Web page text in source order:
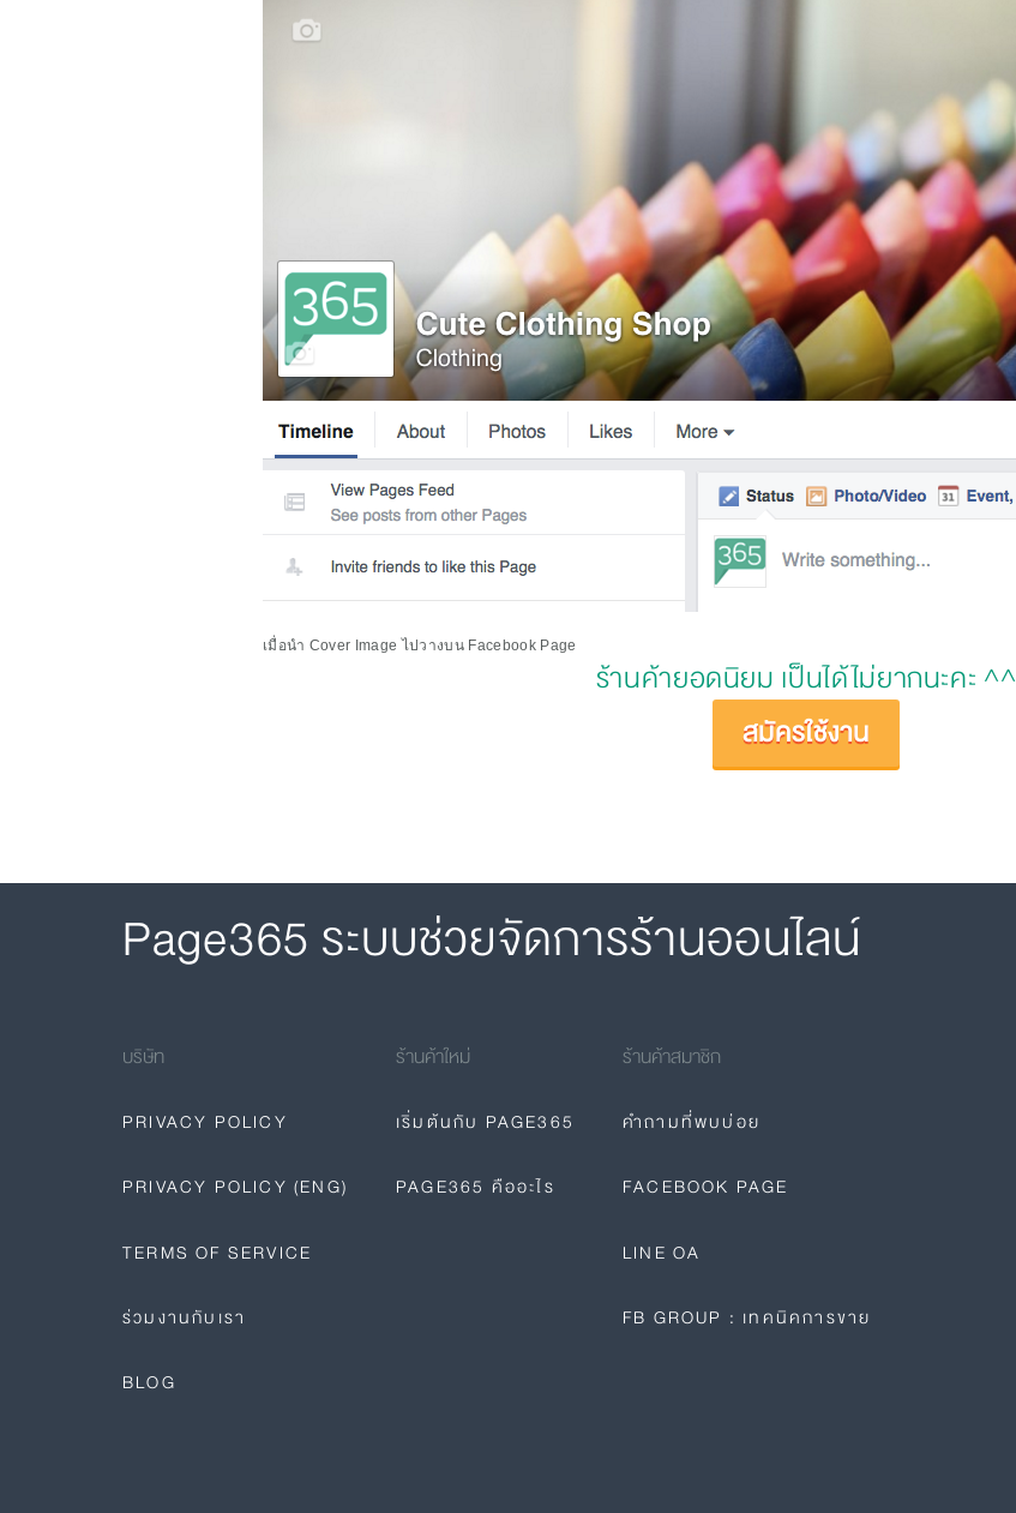
เมื่อนำ Cover Image ไปวางบน Facebook Page
ร้านค้ายอดนิยม เป็นได้ไม่ยากนะคะ ^^
สมัครใช้งาน
Page365 ระบบช่วยจัดการร้านออนไลน์
บริษัท
PRIVACY POLICY
PRIVACY POLICY (ENG)
TERMS OF SERVICE
ร่วมงานกับเรา
BLOG
ร้านค้าใหม่
เริ่มต้นกับ PAGE365
PAGE365 คืออะไร
ร้านค้าสมาชิก
คำถามที่พบบ่อย
FACEBOOK PAGE
LINE OA
FB GROUP : เทคนิคการขาย